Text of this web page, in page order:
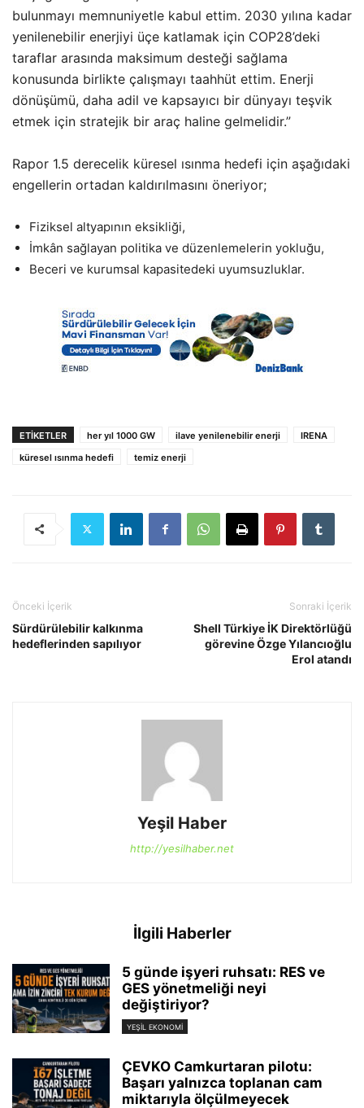
bulunmayı memnuniyetle kabul ettim. 2030 yılına kadar
yenilenebilir enerjiyi üçe katlamak için COP28’deki
taraflar arasında maksimum desteği sağlama
konusunda birlikte çalışmayı taahhüt ettim. Enerji
dönüşümü, daha adil ve kapsayıcı bir dünyayı teşvik
etmek için stratejik bir araç haline gelmelidir.”
Rapor 1.5 derecelik küresel ısınma hedefi için aşağıdaki
engellerin ortadan kaldırılmasını öneriyor;
Fiziksel altyapının eksikliği,
İmkân sağlayan politika ve düzenlemelerin yokluğu,
Beceri ve kurumsal kapasitedeki uyumsuzluklar.
ETIKETLER her yıl 1000 GW ilave yenilenebilir enerji
IRENA
küresel ısınma hedefi
temiz enerji
Önceki İçerik
Sürdürülebilir kalkınma
hedeflerinden sapılıyor
Sonraki İçerik
Shell Türkiye İK Direktörlüğü
görevine Özge Yılancıoğlu
Erol atandı
Yeşil Haber
http://yesilhaber.net
İlgili Haberler
5 günde işyeri ruhsatı: RES ve
GES yönetmeliği neyi
değiştiriyor?
YEŞIL EKONOMI
ÇEVKO Camkurtaran pilotu:
Başarı yalnızca toplanan cam
miktarıyla ölçülmeyecek